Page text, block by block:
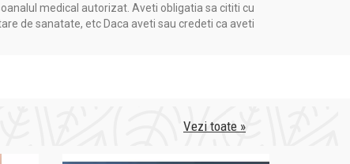
medical autorizat. Aveti obligatia sa cititi cu
de sanatate, etc Daca aveti sau credeti ca aveti
Vezi toate »